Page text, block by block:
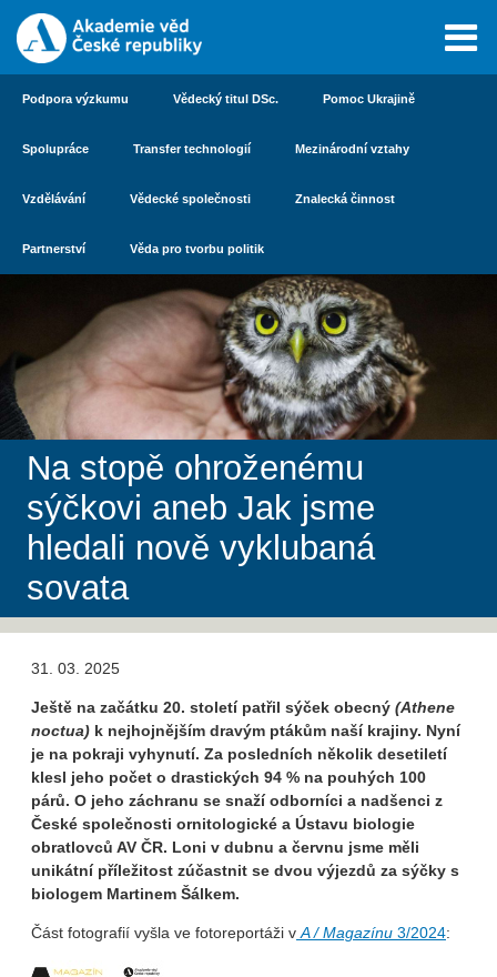
Podpora výzkumu Vědecký titul DSc. Pomoc Ukrajině
Spolupráce Transfer technologií Mezinárodní vztahy
Vzdělávání Vědecké společnosti Znalecká činnost
Partnerství Věda pro tvorbu politik
Na stopě ohroženému
sýčkovi aneb Jak jsme
hledali nově vyklubaná
sovata
31. 03. 2025
Ještě na začátku 20. století patřil sýček obecný (Athene
noctua) k nejhojnějším dravým ptákům naší krajiny. Nyní
je na pokraji vyhynutí. Za posledních několik desetiletí
klesl jeho počet o drastických 94 % na pouhých 100
párů. O jeho záchranu se snaží odborníci a nadšenci z
České společnosti ornitologické a Ústavu biologie
obratlovců AV ČR. Loni v dubnu a červnu jsme měli
unikátní příležitost zúčastnit se dvou výjezdů za sýčky s
biologem Martinem Šálkem.
Část fotografií vyšla ve fotoreportáži vA / Magazínu 3/2024: